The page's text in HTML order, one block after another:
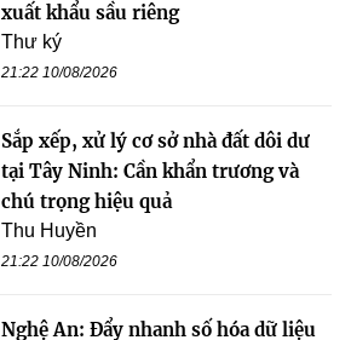
xuất khẩu sầu riêng
Thư ký
21:22 10/08/2026
Sắp xếp, xử lý cơ sở nhà đất dôi dư
tại Tây Ninh: Cần khẩn trương và
chú trọng hiệu quả
Thu Huyền
21:22 10/08/2026
Nghệ An: Đẩy nhanh số hóa dữ liệu